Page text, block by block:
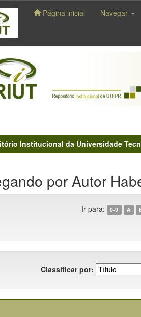
Página inicial Navegar
Institucional da Universidade
por Autor
Ir para: 0-9 A
Classificar por: